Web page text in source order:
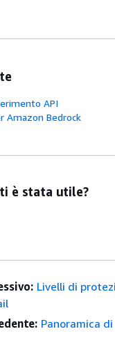
API
Amazon Bedrock
è stata utile?
Livelli di
Panoramica di